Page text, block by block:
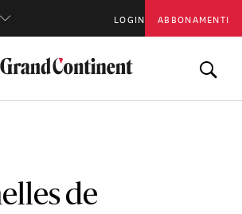
LOGIN ABBONAMENTI
de